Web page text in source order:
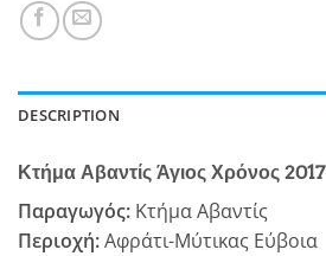
DESCRIPTION
Κτήμα Αβαντίς Άγιος Χρόνος 2017
Παραγωγός: Κτήμα Αβαντίς
Περιοχή:Αφράτι-Μύτικας Εύβοια